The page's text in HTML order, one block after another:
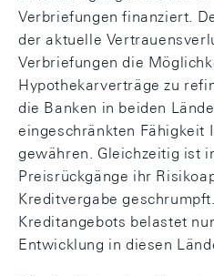
Verbriefungen finanziert.
der aktuelle
Verbriefungen die
Hypothekarverträge zu
die Banken in beiden
eingeschränkten Fähigkeit
gewähren. Gleichzeitig ist
Preisrückgänge ihr
Kreditvergabe
Kreditangebots belastet
Entwicklung in diesen